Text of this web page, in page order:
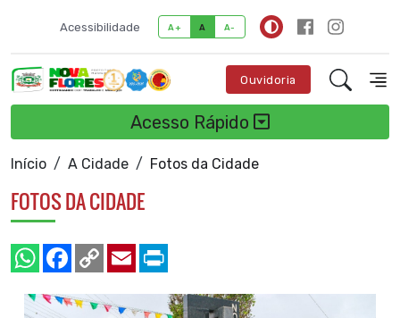
Acessibilidade A+ A A-
Ouvidoria
Acesso Rápido
Início A Cidade Fotos da Cidade
FOTOS DA CIDADE